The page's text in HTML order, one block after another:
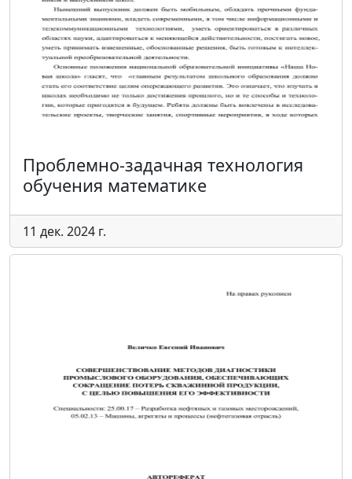
Проблемно-задачная технология
обучения математике
11 дек. 2024 г.